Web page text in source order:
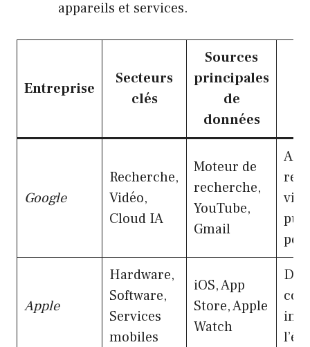
appareils et services.
Entreprise
Secteurs
clés
Sources
principales
de
données
Google
Recherche,
Vidéo,
Cloud IA
Moteur de
recherche,
YouTube,
Gmail
Apple
Hardware,
Software,
Services
mobiles
iOS, App
Store, Apple
Watch